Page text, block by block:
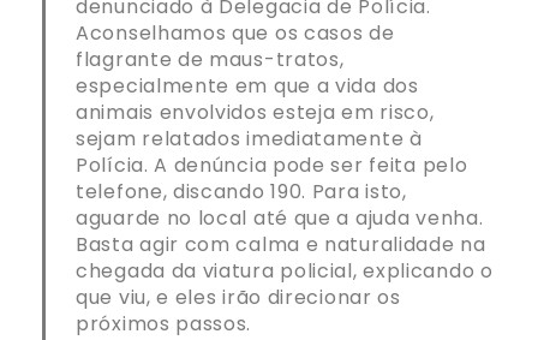
denunciado à Delegacia de Polícia.
Aconselhamos que os casos de
flagrante de maus-tratos,
especialmente em que a vida dos
animais envolvidos esteja em risco,
sejam relatados imediatamente à
Polícia. A denúncia pode ser feita pelo
telefone, discando 190. Para isto,
aguarde no local até que a ajuda venha.
Basta agir com calma e naturalidade na
chegada da viatura policial, explicando o
que viu, e eles irão direcionar os
próximos passos.